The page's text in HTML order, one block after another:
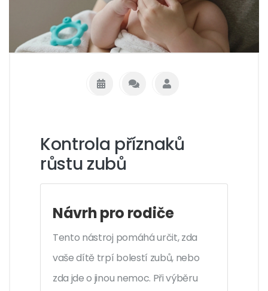
Kontrola příznaků
růstu zubů
Návrh pro rodiče
Tento nástroj pomáhá určit, zda
vaše dítě trpí bolestí zubů, nebo
zda jde o jinou nemoc. Při výběru